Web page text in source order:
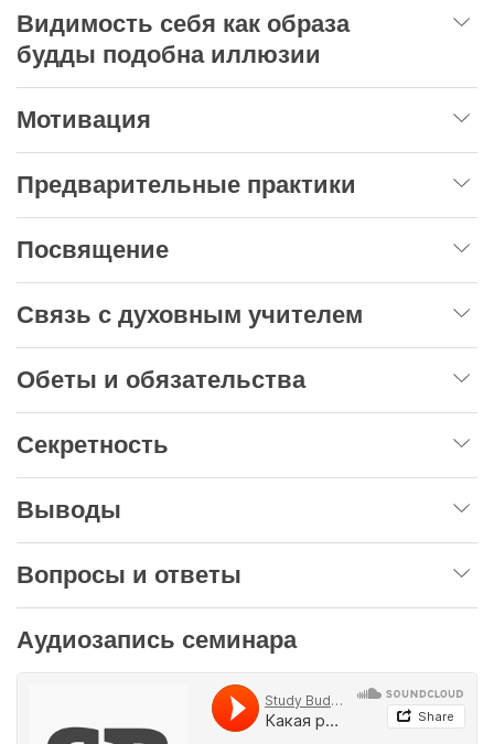
Видимость себя как образа
будды подобна иллюзии
Мотивация
Предварительные практики
Посвящение
Связь с духовным учителем
Обеты и обязательства
Секретность
Выводы
Вопросы и ответы
Аудиозапись семинара